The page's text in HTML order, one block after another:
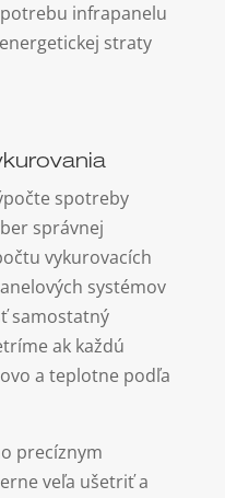
infrapanelu
straty
spotreby
správnej
vykurovacích
systémov
samostatný
ak každú
a teplotne podľa
precíznym
veľa ušetriť a